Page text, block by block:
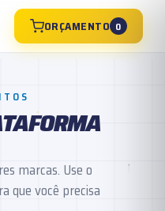
ORÇAMENTO 0
marcas. Use o
que você precisa